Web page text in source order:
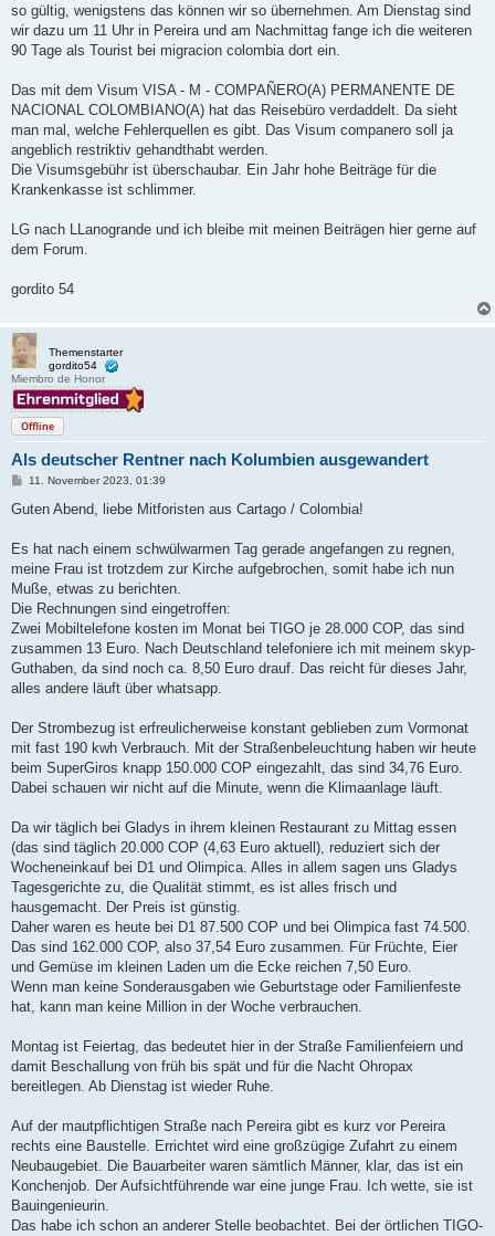
so gültig, wenigstens das können wir so übernehmen. Am Dienstag sind
wir dazu um 11 Uhr in Pereira und am Nachmittag fange ich die weiteren
90 Tage als Tourist bei migracion colombia dort ein.
Das mit dem Visum VISA - M - COMPAÑERO(A) PERMANENTE DE
NACIONAL COLOMBIANO(A) hat das Reisebüro verdaddelt. Da sieht
man mal, welche Fehlerquellen es gibt. Das Visum companero soll ja
angeblich restriktiv gehandthabt werden.
Die Visumsgebühr ist überschaubar. Ein Jahr hohe Beiträge für die
Krankenkasse ist schlimmer.
LG nach LLanogrande und ich bleibe mit meinen Beiträgen hier gerne auf
dem Forum.
gordito 54
Themenstarter
gordito54
Miembro de Honor
Offline
Als deutscher Rentner nach Kolumbien ausgewandert
B
i
a
11. November 2023, 01:39
Guten Abend, liebe Mitforisten aus Cartago / Colombia!
Es hat nach einem schwülwarmen Tag gerade angefangen zu regnen,
meine Frau ist trotzdem zur Kirche aufgebrochen, somit habe ich nun
Muße, etwas zu berichten.
Die Rechnungen sind eingetroffen:
Zwei Mobiltelefone kosten im Monat bei TIGO je 28.000 COP, das sind
zusammen 13 Euro. Nach Deutschland telefoniere ich mit meinem skyp-
Guthaben, da sind noch ca. 8,50 Euro drauf. Das reicht für dieses Jahr,
alles andere läuft über whatsapp.
Der Strombezug ist erfreulicherweise konstant geblieben zum Vormonat
mit fast 190 kwh Verbrauch. Mit der Straßenbeleuchtung haben wir heute
beim SuperGiros knapp 150.000 COP eingezahlt, das sind 34,76 Euro.
Dabei schauen wir nicht auf die Minute, wenn die Klimaanlage läuft.
Da wir täglich bei Gladys in ihrem kleinen Restaurant zu Mittag essen
(das sind täglich 20.000 COP (4,63 Euro aktuell), reduziert sich der
Wocheneinkauf bei D1 und Olimpica. Alles in allem sagen uns Gladys
Tagesgerichte zu, die Qualität stimmt, es ist alles frisch und
hausgemacht. Der Preis ist günstig.
Daher waren es heute bei D1 87.500 COP und bei Olimpica fast 74.500.
Das sind 162.000 COP, also 37,54 Euro zusammen. Für Früchte, Eier
und Gemüse im kleinen Laden um die Ecke reichen 7,50 Euro.
Wenn man keine Sonderausgaben wie Geburtstage oder Familienfeste
hat, kann man keine Million in der Woche verbrauchen.
Montag ist Feiertag, das bedeutet hier in der Straße Familienfeiern und
damit Beschallung von früh bis spät und für die Nacht Ohropax
bereitlegen. Ab Dienstag ist wieder Ruhe.
Auf der mautpflichtigen Straße nach Pereira gibt es kurz vor Pereira
rechts eine Baustelle. Errichtet wird eine großzügige Zufahrt zu einem
Neubaugebiet. Die Bauarbeiter waren sämtlich Männer, klar, das ist ein
Konchenjob. Der Aufsichtführende war eine junge Frau. Ich wette, sie ist
Bauingenieurin.
Das habe ich schon an anderer Stelle beobachtet. Bei der örtlichen TIGO-